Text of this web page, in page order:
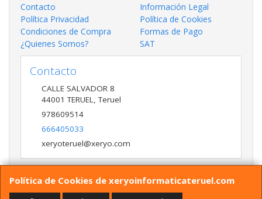
Política de Cookies de xeryoinformaticateruel.com
Contacto
Información Legal
Política Privacidad
Política de Cookies
Condiciones de Compra
Formas de Pago
¿Quienes Somos?
SAT
Contacto
CALLE SALVADOR 8
44001 TERUEL,Teruel
978609514
666405033
xeryoteruel@xeryo.com
Horario